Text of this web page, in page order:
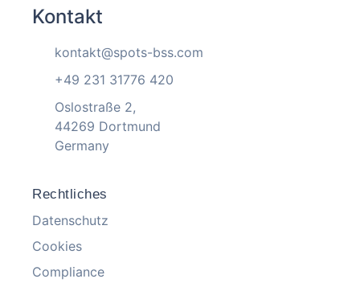
Kontakt
kontakt@spots-bss.com
+49 231 31776 420
Oslostraße 2,
44269 Dortmund
Germany
Rechtliches
Datenschutz
Cookies
Compliance